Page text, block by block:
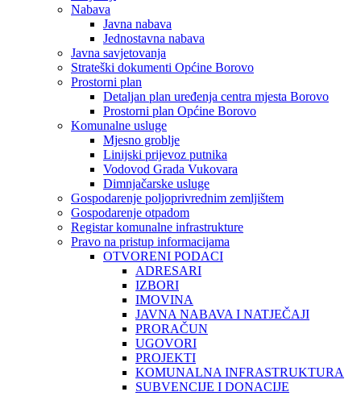
Nabava
Javna nabava
Jednostavna nabava
Javna savjetovanja
Strateški dokumenti Općine Borovo
Prostorni plan
Detaljan plan uređenja centra mjesta Borovo
Prostorni plan Općine Borovo
Komunalne usluge
Mjesno groblje
Linijski prijevoz putnika
Vodovod Grada Vukovara
Dimnjačarske usluge
Gospodarenje poljoprivrednim zemljištem
Gospodarenje otpadom
Registar komunalne infrastrukture
Pravo na pristup informacijama
OTVORENI PODACI
ADRESARI
IZBORI
IMOVINA
JAVNA NABAVA I NATJEČAJI
PRORAČUN
UGOVORI
PROJEKTI
KOMUNALNA INFRASTRUKTURA
SUBVENCIJE I DONACIJE